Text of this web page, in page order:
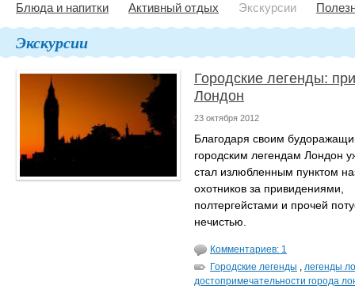
Блюда и напитки Активный отдых Экскурсии
Экскурсии
Городские легенды:
Лондон
23 октября 2012
Благодаря своим
городским легендам Лондон
стал излюбленным пунктом
охотников за привидениями,
полтергейстами и прочей
нечистью.
Комментариев: 1
Городские легенды , легенды
достопримечательности города